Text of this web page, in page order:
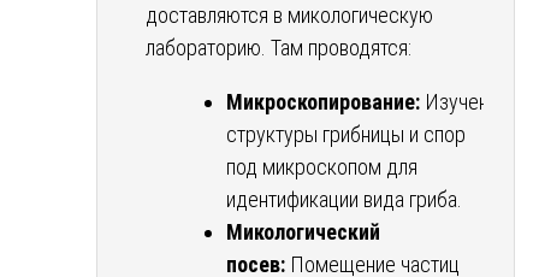
доставляются в микологическую
лабораторию. Там проводятся:
Микроскопирование: Изучение
структуры грибницы и спор
под микроскопом для
идентификации вида гриба.
Микологический
посев: Помещение частиц